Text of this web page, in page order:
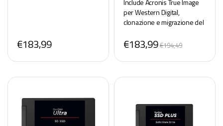
€183,99
Include Acronis True Image
per Western Digital,
clonazione e migrazione del
ripristino rapido, protezione
da ransomware
€183,99€194,49